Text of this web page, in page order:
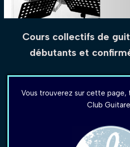
Cours collectifs de
débutants et
Vous trouverez sur cette page,
Club